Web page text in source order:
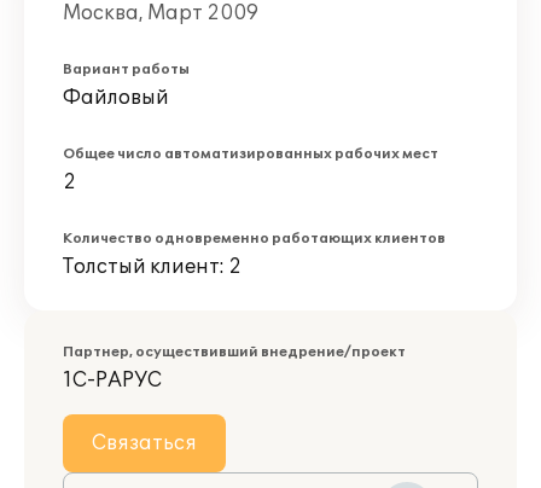
Москва, Март 2009
Вариант работы
Файловый
Общее число автоматизированных рабочих мест
2
Количество одновременно работающих клиентов
Толстый клиент: 2
Партнер, осуществивший внедрение/проект
1С-РАРУС
Связаться